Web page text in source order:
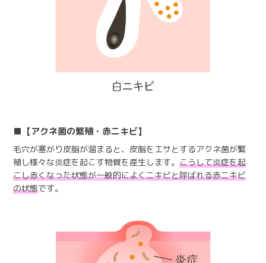
【アクネ菌の繁殖・赤ニキビ】
毛穴が塞がり皮脂が溜まると、皮脂をエサとするアクネ菌が繁
殖し様々な炎症を起こす物質を産生します。こうして炎症を起
こし赤くなった状態が一般的によくニキビと呼ばれる赤ニキビ
の状態です。